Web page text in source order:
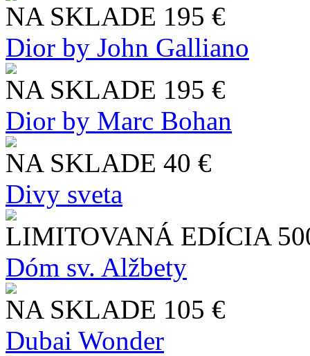
NA SKLADE 195 €
Dior by John Galliano
NA SKLADE 195 €
Dior by Marc Bohan
NA SKLADE 40 €
Divy sveta
LIMITOVANÁ EDÍCIA
Dóm sv. Alžbety
NA SKLADE 105 €
Dubai Wonder